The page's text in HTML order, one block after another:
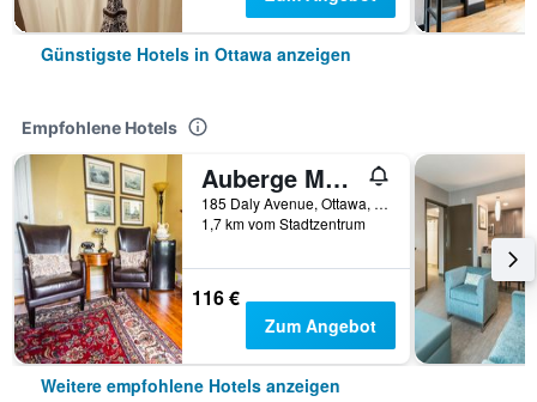
Günstigste Hotels in Ottawa anzeigen
Empfohlene Hotels
Auberge Mcgee's Inn
185 Daly Avenue, Ottawa, ON, Kanada
1,7 km vom Stadtzentrum
116 €
Zum Angebot
Weitere empfohlene Hotels anzeigen